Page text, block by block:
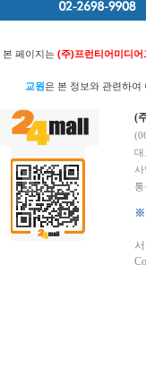
본 페이지는 (주)프런티어미디어
교원은 본 정보와 관련하여
(
※